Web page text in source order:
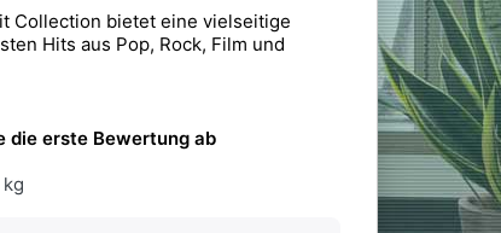
Collection bietet eine vielseitige
Hits aus Pop, Rock, Film und
die erste Bewertung ab